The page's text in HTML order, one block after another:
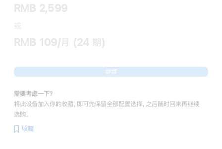
RMB 2,599
或
RMB 109/月 (24 期)
继续
需要考虑一下？
将此设备加入你的收藏，即可先保留全部配置选择，之后随时回来再继续
选购。
收藏